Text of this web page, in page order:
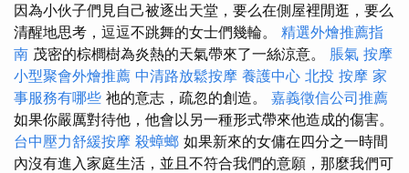
因為小伙子們見自己被逐出天堂，要么在側屋裡閒逛，要么
清醒地思考，逗逗不跳舞的女士們幾輪。 精選外燴推薦指
南 茂密的棕櫚樹為炎熱的天氣帶來了一絲涼意。 脹氣 按摩
小型聚會外燴推薦 中清路放鬆按摩 養護中心 北投 按摩 家
事服務有哪些 祂的意志，疏忽的創造。 嘉義徵信公司推薦
如果你嚴厲對待他，他會以另一種形式帶來他造成的傷害。
台中壓力舒緩按摩 殺蟑螂 如果新來的女傭在四分之一時間
內沒有進入家庭生活，並且不符合我們的意願，那麼我們可